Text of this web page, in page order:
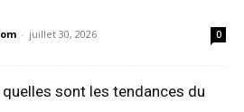
- juillet 30, 2026 0
sont les tendances du